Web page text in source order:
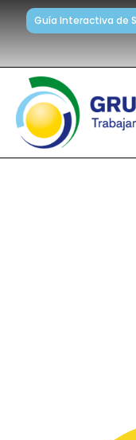
Guía Interactiva de